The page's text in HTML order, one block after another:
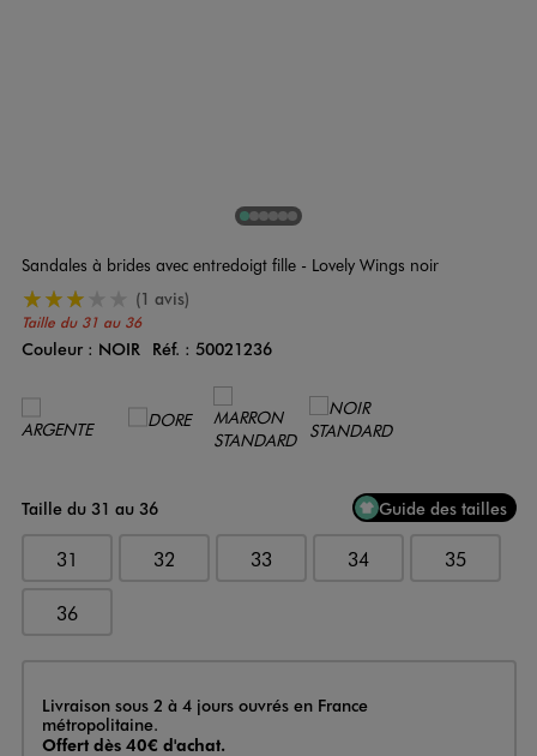
1Sur 6
2Sur 6
3Sur 6
4Sur 6
5Sur 6
6 Sur 6
Sandales à brides avec entredoigt fille - Lovely Wings noir
Taille du 31 au 36
3/5 de moyenne(1 avis)
Couleur
Couleur : NOIR Réf. : 50021236
Taille du 31 au 36 Guide des tailles
31 32 33 34 35
36
Livraison
Livraison sous 2 à 4 jours ouvrés en France
métropolitaine.
Offert dès 40€ d'achat.